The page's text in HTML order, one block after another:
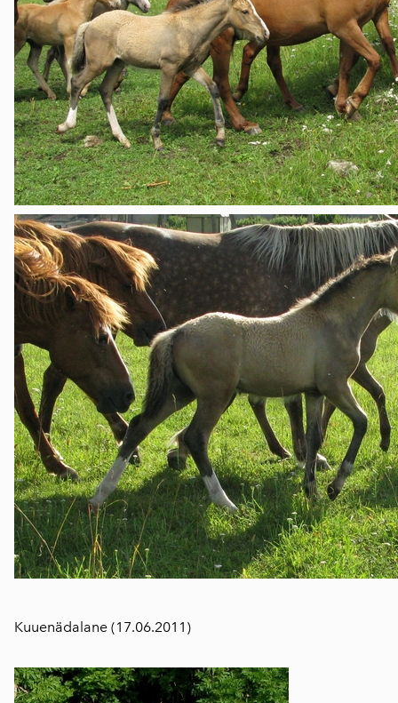
Kuuenädalane (17.06.2011)